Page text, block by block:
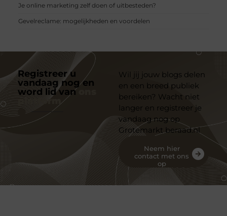
Je online marketing zelf doen of uitbesteden?
Gevelreclame: mogelijkheden en voordelen
Registreer u
vandaag nog en
word lid van
platform
Wil jij jouw blogs delen
en een breed publiek
bereiken? Wacht niet
langer en registreer je
vandaag nog op
Grotemarkt beraad.nl
Neem hier
contact met ons
op